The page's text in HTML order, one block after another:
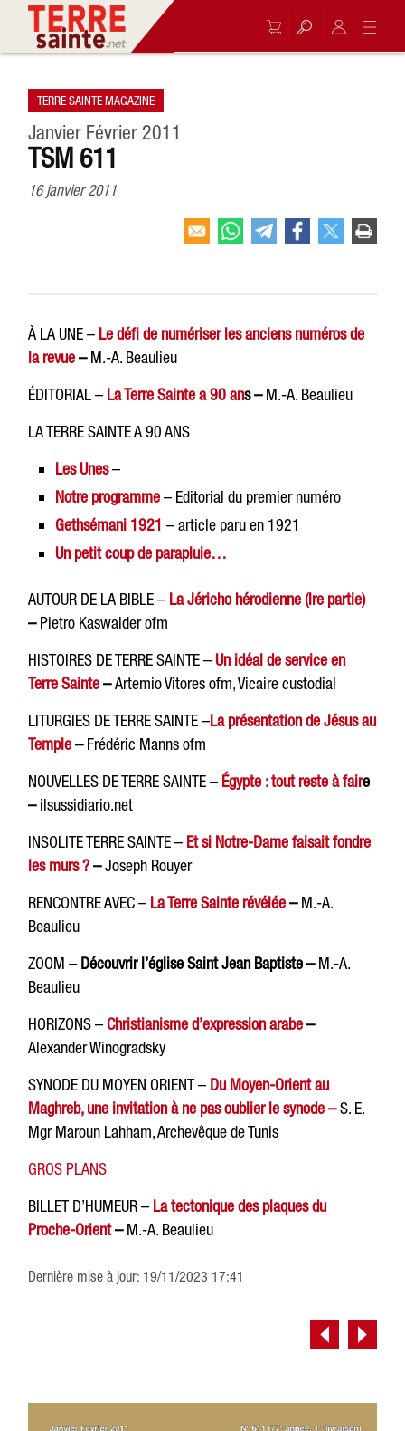
TERRE SAINTE MAGAZINE
Janvier Février 2011
TSM 611
16 janvier 2011
À LA UNE – Le défi de numériser les anciens numéros de
la revue–M.-A. Beaulieu
ÉDITORIAL – La Terre Sainte a 90 ans –M.-A. Beaulieu
LA TERRE SAINTE A 90 ANS
Les Unes–
Notre programme– Editorial du premier numéro
Gethsémani 1921 – article paru en 1921
Un petit coup de parapluie…
AUTOUR DE LA BIBLE – La Jéricho hérodienne (Ire partie)
–Pietro Kaswalder ofm
HISTOIRES DE TERRE SAINTE –Un idéal de service en
Terre Sainte–Artemio Vitores ofm, Vicaire custodial
LITURGIES DE TERRE SAINTE –La présentation de Jésus au
Temple–Frédéric Manns ofm
NOUVELLES DE TERRE SAINTE – Égypte : tout reste à faire
–ilsussidiario.net
INSOLITE TERRE SAINTE – Et si Notre-Dame faisait fondre
les murs ?–Joseph Rouyer
RENCONTRE AVEC – La Terre Sainte révélée–M.-A.
Beaulieu
ZOOM – Découvrir l’église Saint Jean Baptiste –M.-A.
Beaulieu
HORIZONS –Christianisme d’expression arabe–
Alexander Winogradsky
SYNODE DU MOYEN ORIENT – Du Moyen-Orient au
Maghreb, une invitation à ne pas oublier le synode –S. E.
Mgr Maroun Lahham, Archevêque de Tunis
GROS PLANS
BILLET D’HUMEUR – La tectonique des plaques du
Proche-Orient–M.-A. Beaulieu
Dernière mise à jour: 19/11/2023 17:41